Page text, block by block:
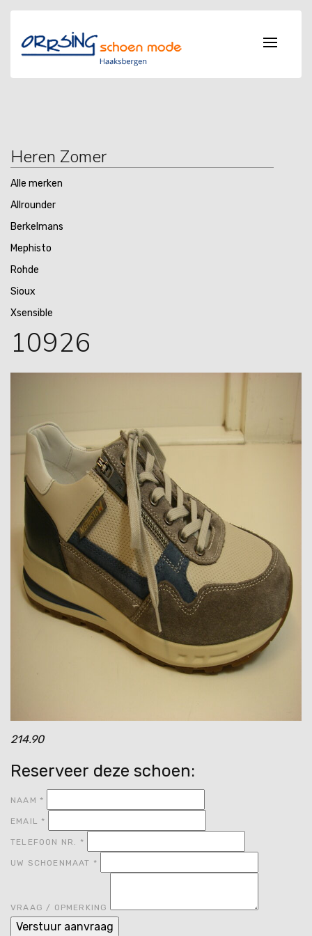
Heren Zomer
Alle merken
Allrounder
Berkelmans
Mephisto
Rohde
Sioux
Xsensible
10926
214.90
Reserveer deze schoen:
NAAM *
EMAIL *
TELEFOON NR. *
UW SCHOENMAAT *
VRAAG / OPMERKING